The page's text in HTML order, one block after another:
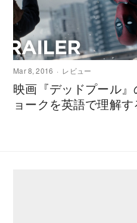
Mar 8, 2016 レビュー
映画『デッドプール』
ョークを英語で理解す